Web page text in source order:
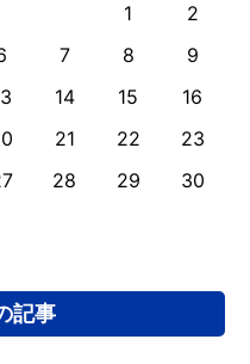
1
2
7 8
9
14 15
16
21 22
23
28 29
30
記事